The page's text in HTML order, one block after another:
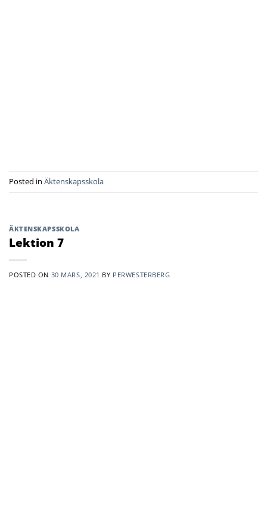
Posted in Äktenskapsskola
ÄKTENSKAPSSKOLA
Lektion 7
POSTED ON 30 MARS, 2021 BY PERWESTERBERG